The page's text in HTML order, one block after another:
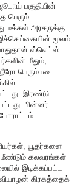
பகுதியின்
பெரும்
அரசருக்கு
மூலம்
ஸ்லெட்ஸ்
மீதும்,
பெரும்படை
இரண்டு
பின்னர்
யூதர்களை
மீண்டும் கலவரங்கள்
இடிக்கப்பட்ட
வியாழன் கிரகத்தைக்